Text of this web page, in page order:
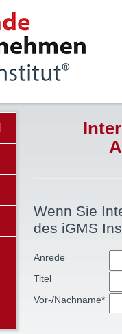
Wenn Sie
des iGMS
Anrede
Titel
Vor-/Nachname*